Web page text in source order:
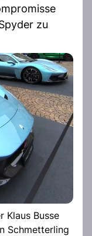
zu
Klaus Busse
Schmetterling